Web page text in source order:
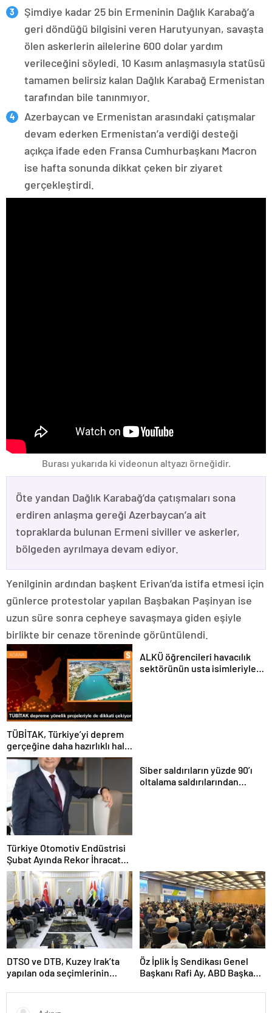
Şimdiye kadar 25 bin Ermeninin Dağlık Karabağ’a
geri döndüğü bilgisini veren Harutyunyan, savaşta
ölen askerlerin ailelerine 600 dolar yardım
verileceğini söyledi. 10 Kasım anlaşmasıyla statüsü
tamamen belirsiz kalan Dağlık Karabağ Ermenistan
tarafından bile tanınmıyor.
Azerbaycan ve Ermenistan arasındaki çatışmalar
devam ederken Ermenistan’a verdiği desteği
açıkça ifade eden Fransa Cumhurbaşkanı Macron
ise hafta sonunda dikkat çeken bir ziyaret
gerçekleştirdi.
Burası yukarıda ki videonun altyazı örneğidir.
Öte yandan Dağlık Karabağ’da çatışmaları sona
erdiren anlaşma gereği Azerbaycan’a ait
topraklarda bulunan Ermeni siviller ve askerler,
bölgeden ayrılmaya devam ediyor.
Yenilginin ardından başkent Erivan’da istifa etmesi için
günlerce protestolar yapılan Başbakan Paşinyan ise
uzun süre sonra cepheye savaşmaya giden eşiyle
birlikte bir cenaze töreninde görüntülendi.
TÜBİTAK, Türkiye’yi deprem
gerçeğine daha hazırlıklı hale
getiriyor
ALKÜ öğrencileri havacılık
sektörünün usta isimleriyle
Türkiye Otomotiv Endüstrisi
Şubat Ayında Rekor İhracat
Yaptı
Siber saldırıların yüzde 90’ı
oltalama saldırılarından
DTSO ve DTB, Kuzey Irak’ta
yapılan oda seçimlerinin
güçlendirmek için ziyaretler
gerçekleştirdi
Öz İplik İş Sendikası Genel
Başkanı Rafi Ay, ABD Başkanı
ile görüştü